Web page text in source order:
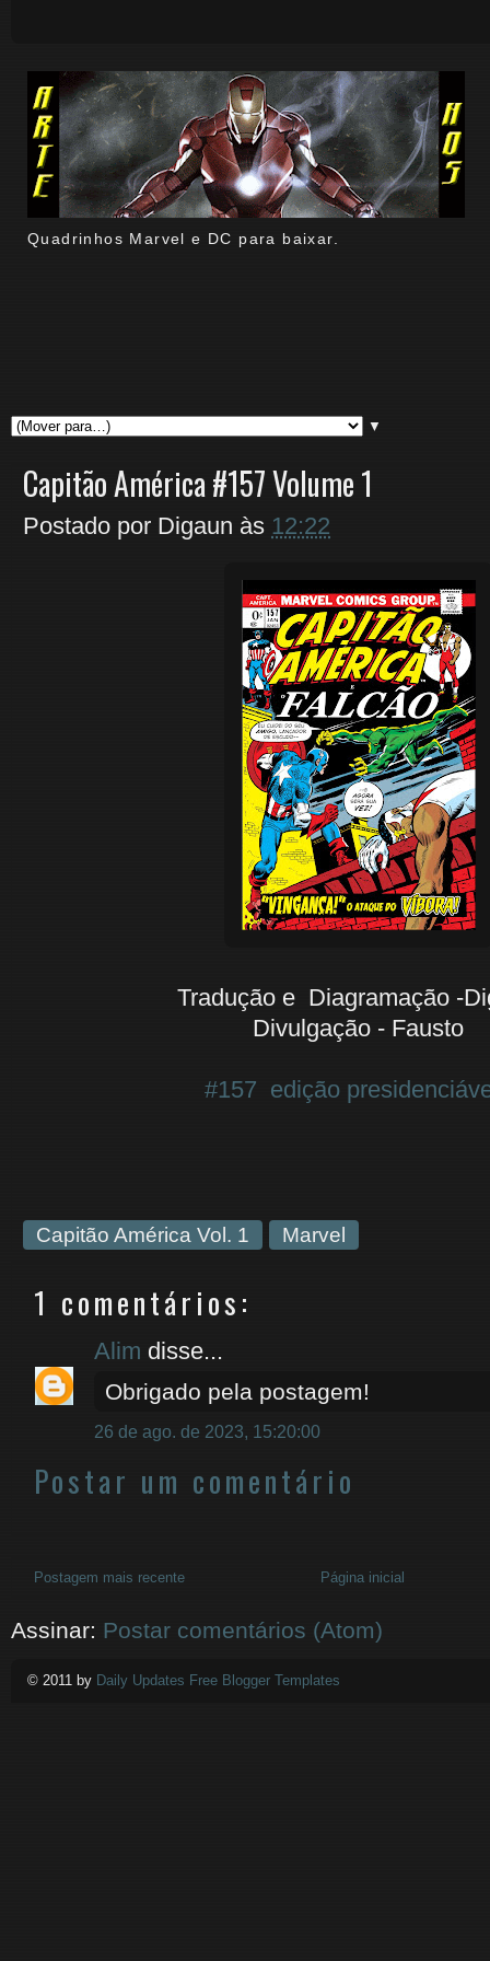
Quadrinhos Marvel e DC para baixar.
▼
Capitão América #157 Volume 1
Postado por Digaun às 12:22
Tradução e Diagramação -
Divulgação - Fausto
#157 edição
Capitão América Vol. 1 Marvel
1 comentários:
Alim disse...
Obrigado pela postagem!
26 de ago. de 2023, 15:20:00
Postar um comentário
Postagem mais recente Página inicial
Assinar: Postar comentários (Atom)
© 2011 by Daily Updates Free Blogger Templates